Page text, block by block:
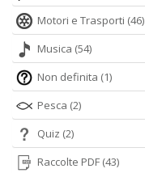
Motori e Trasporti (46)
Musica (54)
Non definita (1)
Pesca (2)
Quiz (2)
Raccolte PDF (43)